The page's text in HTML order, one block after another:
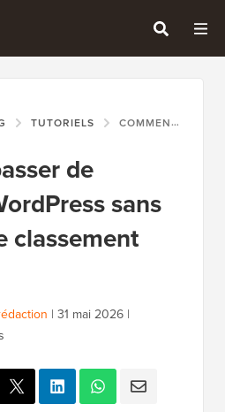
TUTORIELS COMMENT PASSER DE BLOGGER À WORDPRESS SANS PERDRE VOTRE CLASSEMENT GOOGLE
de
sans
classement
| 31 mai 2026 |